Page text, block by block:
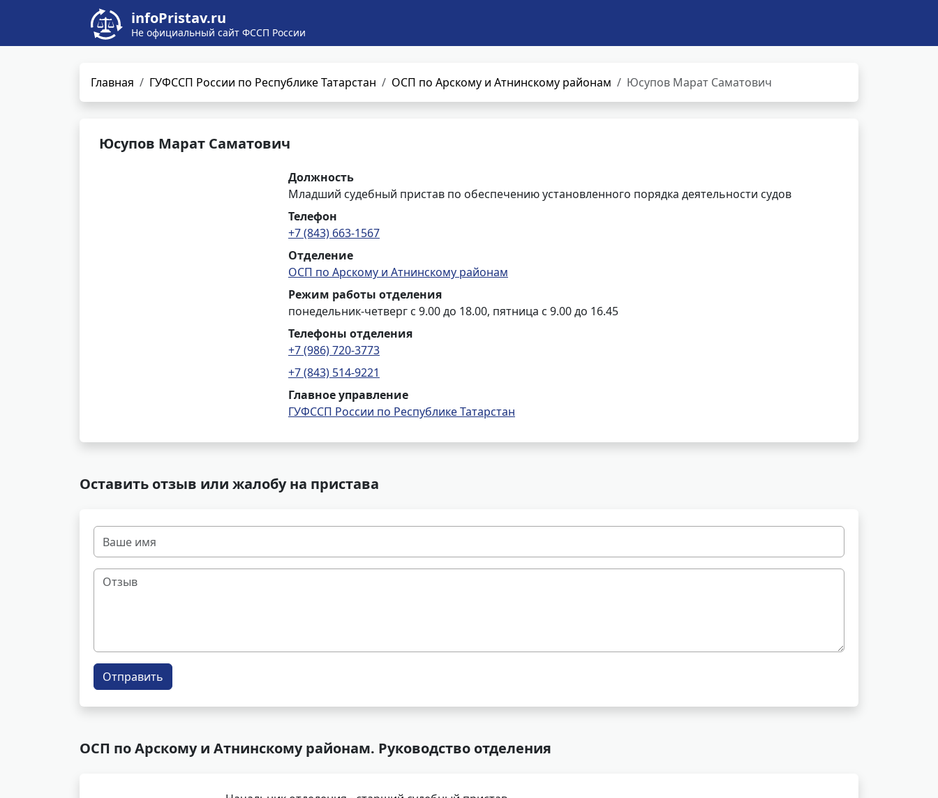
infoPristav.ru
Не официальный сайт ФССП России
Главная ГУФССП России по Республике Татарстан ОСП по Арскому и Атнинскому районам Юсупов Марат Саматович
Юсупов Марат Саматович
Должность
Младший судебный пристав по обеспечению установленного порядка деятельности судов
Телефон
+7 (843) 663-1567
Отделение
ОСП по Арскому и Атнинскому районам
Режим работы отделения
понедельник-четверг с 9.00 до 18.00, пятница с 9.00 до 16.45
Телефоны отделения
+7 (986) 720-3773
+7 (843) 514-9221
Главное управление
ГУФССП России по Республике Татарстан
Оставить отзыв или жалобу на пристава
Отправить
ОСП по Арскому и Атнинскому районам. Руководство отделения